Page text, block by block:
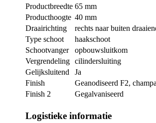
Productbreedte 65 mm
Producthoogte 40 mm
Draairichting
rechts naar buiten
Type schoot
haakschoot
Schootvanger
opbouwsluitkom
Vergrendeling cilindersluiting
Gelijksluitend
Ja
Finish
Geanodiseerd F2,
Finish 2
Gegalvaniseerd
Logistieke informatie